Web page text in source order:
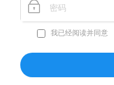
我已经阅读并同意